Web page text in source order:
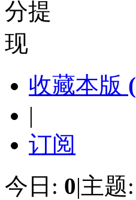
收藏本版 (
|
订阅
今日: 0|主题: